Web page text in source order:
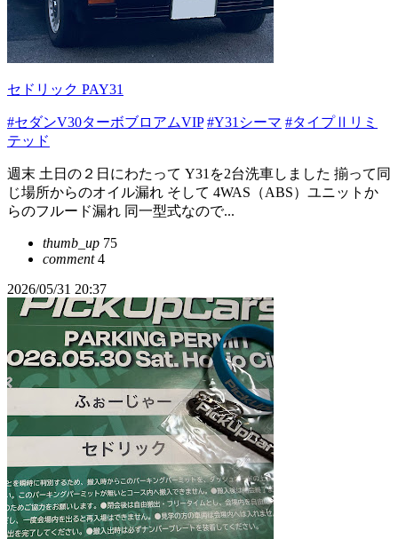
セドリック PAY31
#セダンV30ターボブロアムVIP #Y31シーマ #タイプⅡリミ
テッド
週末 土日の２日にわたって Y31を2台洗車しました 揃って同
じ場所からのオイル漏れ そして 4WAS（ABS）ユニットか
らのフルード漏れ 同一型式なので...
thumb_up 75
comment4
2026/05/31 20:37